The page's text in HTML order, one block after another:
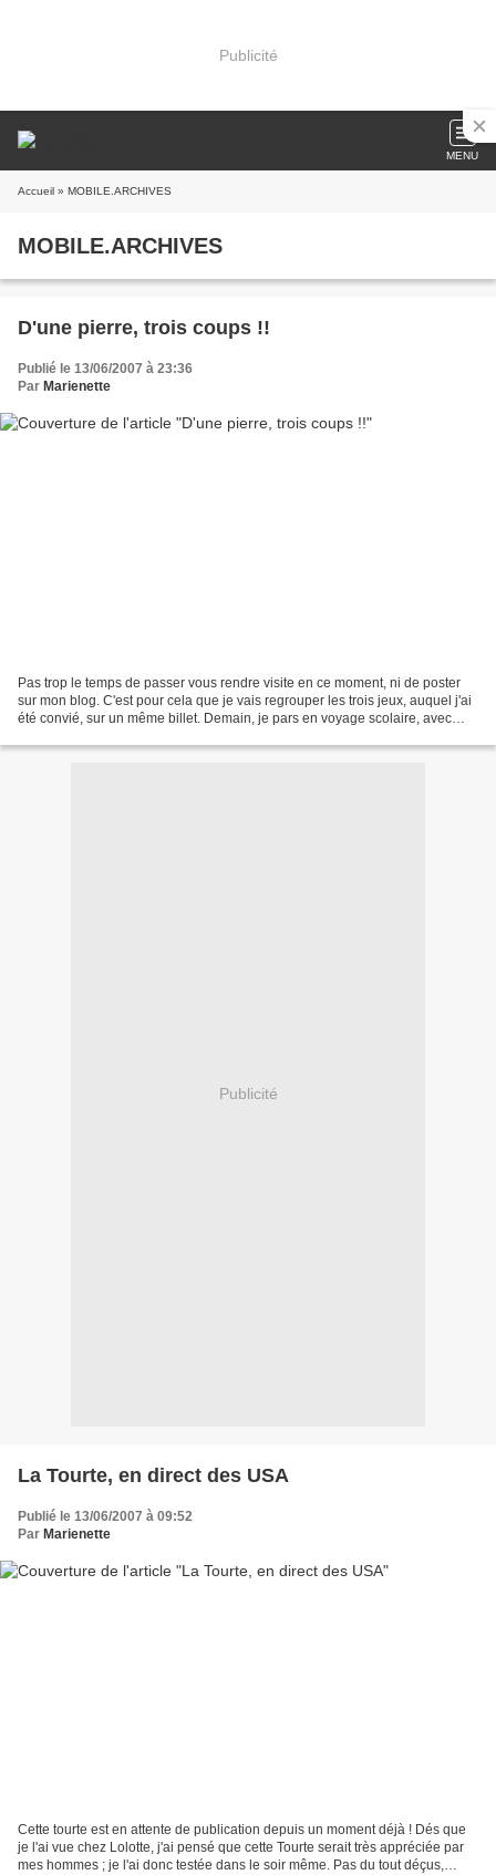
Publicité
MENU
Accueil » MOBILE.ARCHIVES
MOBILE.ARCHIVES
D'une pierre, trois coups !!
Publié le 13/06/2007 à 23:36
Par Marienette
Pas trop le temps de passer vous rendre visite en ce moment, ni de poster
sur mon blog. C'est pour cela que je vais regrouper les trois jeux, auquel j'ai
été convié, sur un même billet. Demain, je pars en voyage scolaire, avec
Publicité
La Tourte, en direct des USA
Publié le 13/06/2007 à 09:52
Par Marienette
Cette tourte est en attente de publication depuis un moment déjà ! Dés que
je l'ai vue chez Lolotte, j'ai pensé que cette Tourte serait très appréciée par
mes hommes ; je l'ai donc testée dans le soir même. Pas du tout déçus,